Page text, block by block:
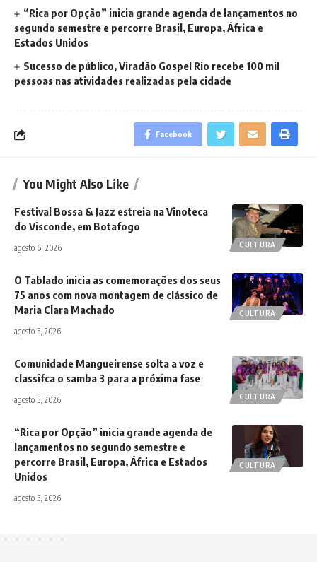
“Rica por Opção” inicia grande agenda de lançamentos no
segundo semestre e percorre Brasil, Europa, África e
Estados Unidos
Sucesso de público, Viradão Gospel Rio recebe 100 mil
pessoas nas atividades realizadas pela cidade
Facebook
You Might Also Like
CULTURA
Festival Bossa & Jazz estreia na Vinoteca
do Visconde, em Botafogo
agosto 6, 2026
CULTURA
O Tablado inicia as comemorações dos seus
75 anos com nova montagem de clássico de
Maria Clara Machado
agosto 5, 2026
CULTURA
Comunidade Mangueirense solta a voz e
classifca o samba 3 para a próxima fase
agosto 5, 2026
CULTURA
“Rica por Opção” inicia grande agenda de
lançamentos no segundo semestre e
percorre Brasil, Europa, África e Estados
Unidos
agosto 5, 2026